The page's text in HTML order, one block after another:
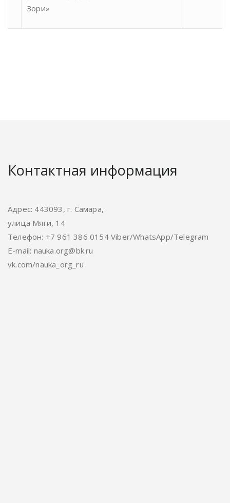
Зори»
Контактная информация
Адрес: 443093, г. Самара,
улица Мяги, 14
Телефон: +7 961 386 0154 Viber/WhatsApp/Telegram
E-mail: nauka.org@bk.ru
vk.com/nauka_org_ru